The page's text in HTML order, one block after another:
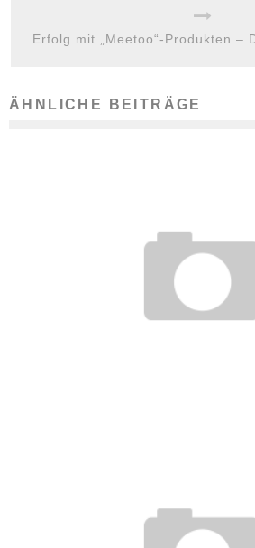
Erfolg mit „Meetoo“-Produkten –
ÄHNLICHE BEITRÄGE